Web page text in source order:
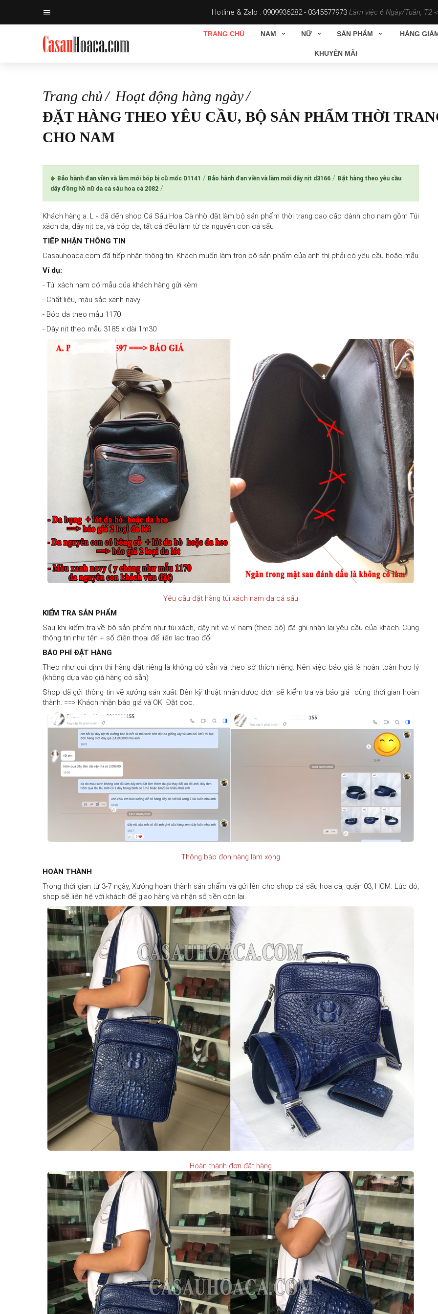
Hotline & Zalo : 0909936282 - 0345577973 Làm việc 6 Ngày/Tuần, T2
TRANG CHỦ NAM NỮ SẢN PHẨM HÀNG
KHUYÊN MÃI
Trang chủ
Hoạt động hàng ngày
ĐẶT HÀNG THEO YÊU CẦU, BỘ SẢN PHẨM THỜI
CHO NAM
Bảo hành đan viền và làm mới bóp bị cũ mốc D1141 / Bảo hành đan viền và làm mới dây nịt d3166 / Đặt hàng theo yêu cầu
dây đồng hồ nữ da cá sấu hoa cà 2082 /
Khách hàng a. L - đã đến shop Cá Sấu Hoa Cà nhờ đặt làm bộ sản phẩm thời trang cao cấp dành cho nam gồm Túi
xách da, dây nịt da, và bóp da, tất cả đều làm từ da nguyên con cá sấu
TIẾP NHẬN THÔNG TIN
Casauhoaca.com đã tiếp nhận thông tin. Khách muốn làm trọn bộ sản phẩm của anh thì phải có yêu cầu hoặc mẫu
Ví dụ:
- Túi xách nam có mẫu của khách hàng gửi kèm
- Chất liệu, màu sắc xanh navy
- Bóp da theo mẫu 1170
- Dây nịt theo mẫu 3185 x dài 1m30
Yêu cầu đặt hàng túi xách nam da cá sấu
KIỂM TRA SẢN PHẨM
Sau khi kiểm tra về bộ sản phẩm như túi xách, dây nịt và ví nam (theo bộ) đã ghi nhận lại yêu cầu của khách. Cùng
thông tin như tên + số điện thoại để liên lạc trao đổi
BÁO PHÍ ĐẶT HÀNG
Theo như qui định thì hàng đặt riêng là không có sẵn và theo sở thích riêng. Nên việc báo giá là hoàn toàn hợp lý
(không dựa vào giá hàng có sẵn)
Shop đã gửi thông tin về xưởng sản xuất. Bên kỹ thuật nhận được đơn sẽ kiểm tra và báo giá cùng thời gian hoàn
thành. ==> Khách nhận báo giá và OK. Đặt cọc.
Thông báo đơn hàng làm xong
HOÀN THÀNH
Trong thời gian từ 3-7 ngày, Xưởng hoàn thành sản phẩm và gửi lên cho shop cá sấu hoa cà, quận 03, HCM. Lúc đó,
shop sẽ liên hệ với khách để giao hàng và nhận số tiền còn lại.
Hoàn thành đơn đặt hàng